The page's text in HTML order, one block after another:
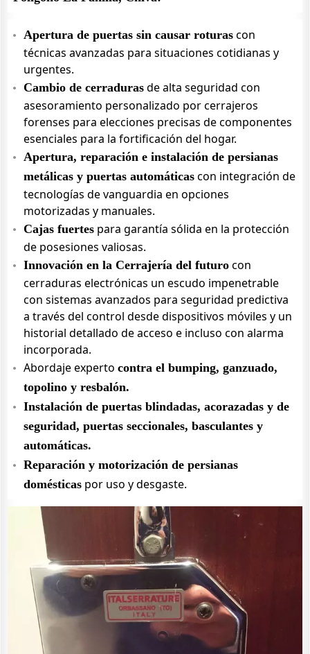
Apertura de puertas sin causar roturas con
técnicas avanzadas para situaciones cotidianas y
urgentes.
Cambio de cerraduras de alta seguridad con
asesoramiento personalizado por cerrajeros
forenses para elecciones precisas de componentes
esenciales para la fortificación del hogar.
Apertura, reparación e instalación de persianas
metálicas y puertas automáticas con integración de
tecnologías de vanguardia en opciones
motorizadas y manuales.
Cajas fuertes para garantía sólida en la protección
de posesiones valiosas.
Innovación en la Cerrajería del futuro con
cerraduras electrónicas un escudo impenetrable
con sistemas avanzados para seguridad predictiva
a través del control desde dispositivos móviles y un
historial detallado de acceso e incluso con alarma
incorporada.
Abordaje experto contra el bumping, ganzuado,
topolino y resbalón.
Instalación de puertas blindadas, acorazadas y de
seguridad, puertas seccionales, basculantes y
automáticas.
Reparación y motorización de persianas
domésticas por uso y desgaste.